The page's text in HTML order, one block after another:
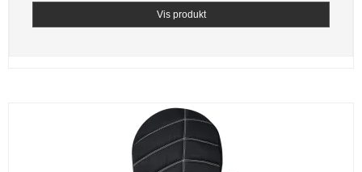
Vis produkt